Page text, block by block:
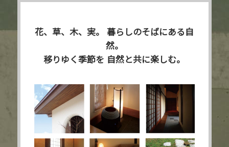
花、草、木、実。
暮らしのそばにある自
然。
移りゆく季節を 自然と共に楽しむ。